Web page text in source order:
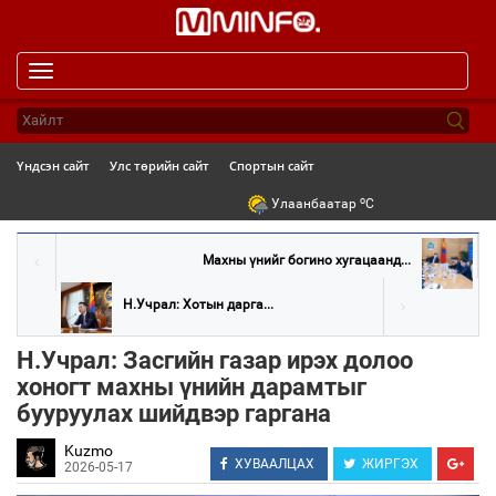
navigation
Үндсэн сайт Улс төрийн сайт Спортын сайт
Улаанбаатар oC
Махны үнийг богино хугацаанд...
Н.Учрал: Хотын дарга...
Н.Учрал: Засгийн газар ирэх долоо
хоногт махны үнийн дарамтыг
бууруулах шийдвэр гаргана
Kuzmo
2026-05-17 ХУВААЛЦАХ ЖИРГЭХ